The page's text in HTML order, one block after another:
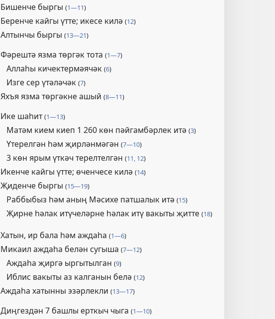
Бишенче быргы (1—11)
Беренче кайгы үтте; икесе килә (12)
Алтынчы быргы (13—21)
Фәрештә язма төргәк тота (1—7)
Аллаһы кичектермәячәк (6)
Изге сер үтәләчәк (7)
Яхъя язма төргәкне ашый (8—11)
Ике шаһит(1—13)
Матәм кием киеп 1 260 көн пәйгамбәрлек итә (3)
Үтерелгән һәм җирләнмәгән (7—10)
3 көн ярым үткәч терелтелгән (11, 12)
Икенче кайгы үтте; өченчесе килә (14)
Җиденче быргы (15—19)
Раббыбыз һәм аның Мәсихе патшалык итә (15)
Җирне һәлак итүчеләрне һәлак итү вакыты җитте (18)
Хатын, ир бала һәм аждаһа (1—6)
Микаил аждаһа белән сугыша (7—12)
Аждаһа җиргә ыргытылган (9)
Иблис вакыты аз калганын белә (12)
Аждаһа хатынны эзәрлекли (13—17)
Диңгездән 7 башлы ерткыч чыга (1—10)